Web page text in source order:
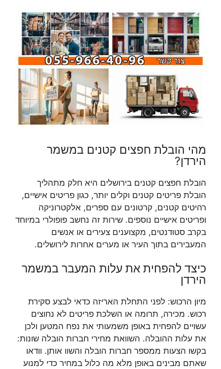
מהי הובלת חפצים קטנים במשמר
הירדן?
הובלת חפצים קטנים בירושלים היא חלק מתהליך
הובלת פריטים קטנים וקלים יותר, כגון פריטים אישיים,
רהיטים קטנים, קרטונים עם ספרים, אלקטרוניקה
ופריטים אישיים נוספים. שירות זה נחשב פופולרי במיוחד
בקרב סטודנטים, מקצוענים צעירים או אנשים
המעבירים בתוך העיר או מערים אחרות לירושלים.
כיצד להפחית את עלות המעבר במשמר
הירדן
מיון הרכוש: לפני התחלת האריזה כדאי לבצע סקירת
רכוש. מכירה, תרומה או השלכת פריטים לא נחוצים
עשויים להפחית באופן משמעותי את נפח המטען ולכן
את עלות ההובלה. השוואת מחירי חברות הובלה שונות:
בקשו הצעות ממספר חברות הובלה והשוו אותן. וודאו
שאתם מבינים באופן מלא מה כלול במחיר כדי למנוע